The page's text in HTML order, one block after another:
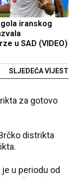
iranskog
u SAD (VIDEO)
SLJEDEĆA VIJEST
za gotovo
distrikta
u periodu od